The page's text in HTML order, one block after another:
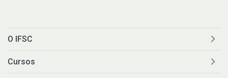
O IFSC
Cursos